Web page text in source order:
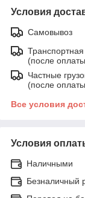
Условия
Самовывоз
(после
Частные
(после
Все условия
Условия
Наличными
Безналичный